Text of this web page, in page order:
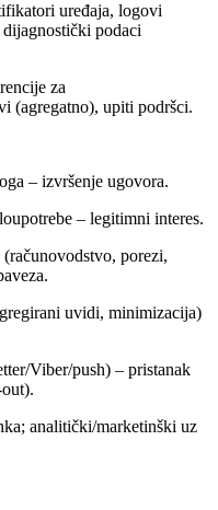
uređaja, logovi
podaci
za
(agregatno), upiti podršci.
– izvršenje ugovora.
– legitimni interes.
porezi,
uvidi, minimizacija)
Viber/push) – pristanak
analitički/marketinški uz